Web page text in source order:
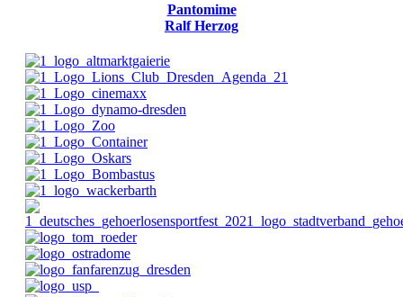
Pantomime
Ralf Herzog